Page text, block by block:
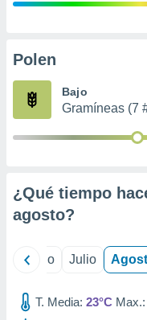
publicidad
de
Polen
Bajo
Gramíneas (7
¿Qué tiempo
agosto?
Junio Julio
T. Media: 23°C Max.: